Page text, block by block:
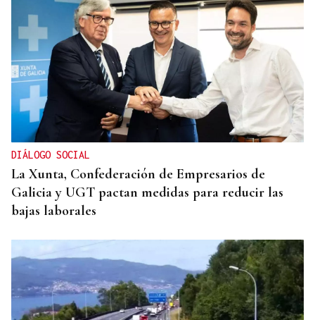
DIÁLOGO SOCIAL
La Xunta, Confederación de Empresarios de
Galicia y UGT pactan medidas para reducir las
bajas laborales